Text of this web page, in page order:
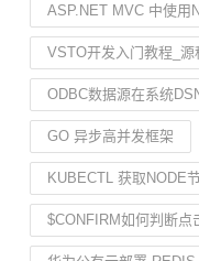
ASP.NET MVC 中使用
VSTO开发入门教程_源
ODBC数据源在系统
GO 异步高并发框架
KUBECTL 获取NODE
$CONFIRM如何判断点